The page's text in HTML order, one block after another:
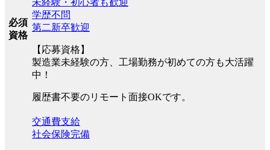
必須
資格
学歴不問
第二新卒歓迎
【応募資格】
製造業未経験の方、工場勤務が初めての方も大活躍
中！
履歴書不要のリモート面接OKです。
交通費支給
社会保険完備